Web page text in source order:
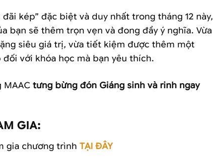
kép” đặc biệt và duy nhất trong tháng 12 này,
bạn sẽ thêm trọn vẹn và đong đầy ý nghĩa. Vừa
siêu giá trị, vừa tiết kiệm được thêm một
với khóa học mà bạn yêu thích.
MAAC tưng bừng đón Giáng sinh và rinh ngay
GIA:
gia chương trình TẠI ĐÂY